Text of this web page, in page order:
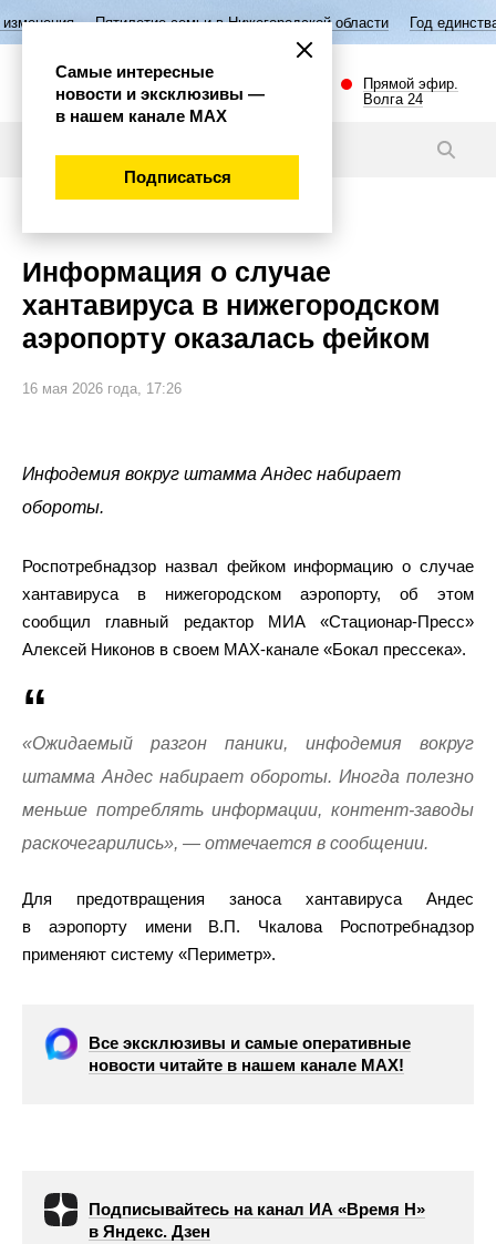
Пятилетие семьи в Нижегородской области Год единства народов
Прямой эфир.
Волга 24
Информация о случае
хантавируса в нижегородском
аэропорту оказалась фейком
16 мая 2026 года, 17:26
Инфодемия вокруг штамма Андес набирает
обороты.
Роспотребнадзор назвал фейком информацию о случае
хантавируса в нижегородском аэропорту, об этом
сообщил главный редактор МИА «Стационар-Пресс»
Алексей Никонов в своем MAX-канале «Бокал прессека».
«Ожидаемый разгон паники, инфодемия вокруг
штамма Андес набирает обороты. Иногда полезно
меньше потреблять информации, контент-заводы
раскочегарились», — отмечается в сообщении.
Для предотвращения заноса хантавируса Андес
в аэропорту имени В.П. Чкалова Роспотребнадзор
применяют систему «Периметр».
Все эксклюзивы и самые оперативные
новости читайте в нашем канале МАХ!
Подписывайтесь на канал ИА «Время Н»
в Яндекс. Дзен
Самые интересные
новости и эксклюзивы —
в нашем канале МАХ
Подписаться